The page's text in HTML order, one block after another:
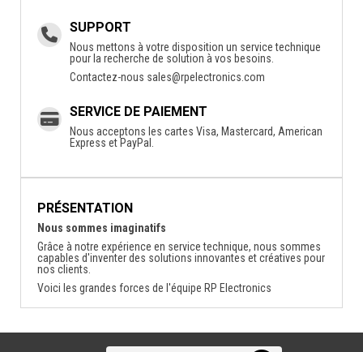
SUPPORT
Nous mettons à votre disposition un service technique
pour la recherche de solution à vos besoins.
Contactez-nous sales@rpelectronics.com
SERVICE DE PAIEMENT
Nous acceptons les cartes Visa, Mastercard, American
Express et PayPal.
PRÉSENTATION
Nous sommes imaginatifs
Grâce à notre expérience en service technique, nous sommes
capables d'inventer des solutions innovantes et créatives pour
nos clients.
Voici les grandes forces de l'équipe RP Electronics